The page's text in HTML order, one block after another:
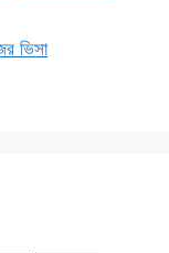
ভিসা